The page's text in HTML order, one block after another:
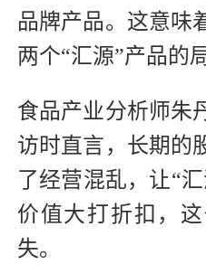
品牌产品。这意味
两个“汇源”产品的
食品产业分析师朱
访时直言，长期的
了经营混乱，让“
价值大打折扣，
失。